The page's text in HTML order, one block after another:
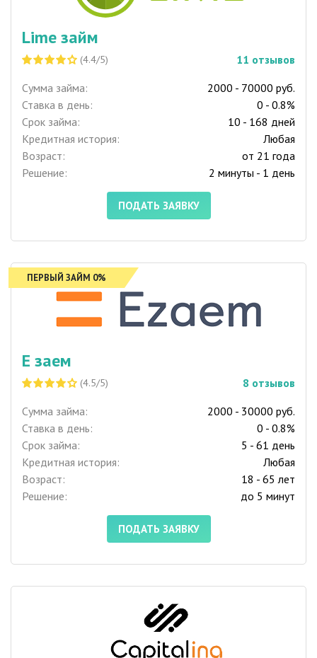
Lime займ
(4.4/5) 11 отзывов
Сумма займа:
2000 - 70000 руб.
Ставка в день:
0 - 0.8%
Срок займа:
10 - 168 дней
Кредитная история:
Любая
Возраст:
от 21 года
Решение:
2 минуты - 1 день
ПОДАТЬ ЗАЯВКУ
ПЕРВЫЙ ЗАЙМ 0%
Е заем
(4.5/5) 8 отзывов
Сумма займа:
2000 - 30000 руб.
Ставка в день:
0 - 0.8%
Срок займа:
5 - 61 день
Кредитная история:
Любая
Возраст:
18 - 65 лет
Решение:
до 5 минут
ПОДАТЬ ЗАЯВКУ